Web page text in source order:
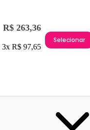
R$ 263,36
3x R$ 97,65
Selecionar